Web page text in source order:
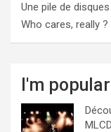
Une pile de
Who cares, really ?
I'm popular